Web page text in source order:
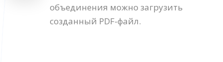
объединения можно загрузить
созданный PDF-файл.